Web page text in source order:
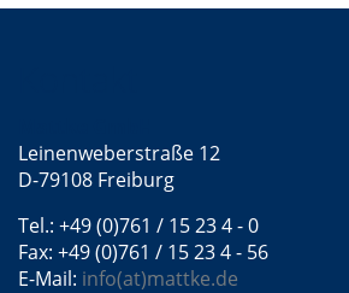
Leinenweberstraße 12
D-79108 Freiburg
Tel.: +49 (0)761 / 15 23 4 - 0
Fax: +49 (0)761 / 15 23 4 - 56
E-Mail: info(at)mattke.de